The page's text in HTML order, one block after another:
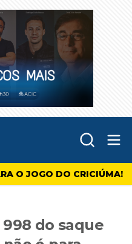
O JOGO DO CRICIÚMA!
do saque